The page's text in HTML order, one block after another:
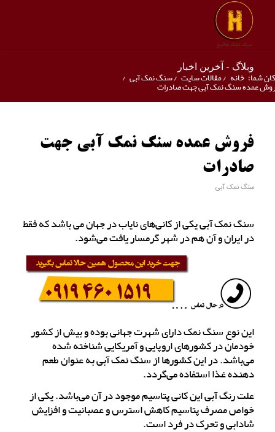
وبلاگ - آخرین اخبار
شما: خانه /مقالات سایت /سنگ نمک آبی /
عمده سنگ نمک آبی جهت صادرات
فروش عمده سنگ نمک آبی جهت
صادرات
سنگ نمک آبی
سنگ نمک آبی یکی از کانی‌های نایاب در جهان می باشد که فقط
در ایران و آن هم در شهر گرمسار یافت می‌شود.
این نوع سنگ نمک دارای شهرت جهانی بوده و بیش از کشور
خودمان در کشورهای اروپایی و آمریکایی شناخته شده
می‌باشد. در این کشورها از سنگ نمک آبی به عنوان طعم
دهنده غذا استفاده می‌گردد.
علت رنگ آبی این کانی پتاسیم موجود در آن می‌باشد. یکی از
خواص مصرف پتاسیم کاهش استرس و عصبانیت و افزایش
شادابی و تحرک در فرد است.